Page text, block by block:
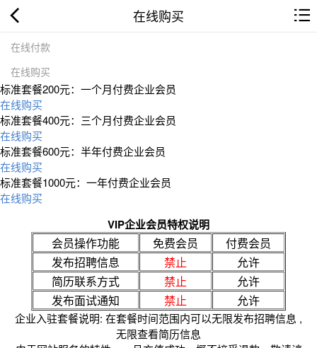
在线购买
在线付款
在线购买
标准套餐200元：一个月付费企业会员
在线购买
标准套餐400元：三个月付费企业会员
在线购买
标准套餐600元：半年付费企业会员
在线购买
标准套餐1000元：一年付费企业会员
在线购买
VIP企业会员特权说明
会员操作功能 免费会员
付费会员
发布招聘信息
禁止
允许
简历联系方式
禁止
允许
发布面试通知
禁止 允许
企业入驻套餐说明: 在套餐时间范围内可以无限发布招聘信息 ,
无限查看简历信息